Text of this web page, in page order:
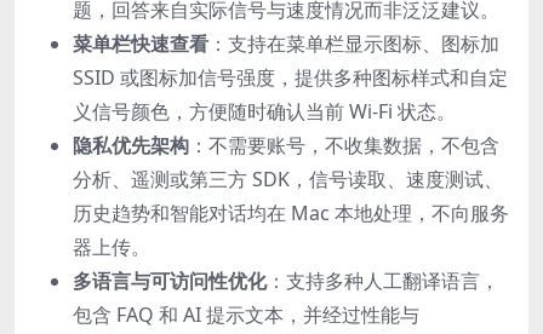
题，回答来自实际信号与速度情况而非泛泛建议。
菜单栏快速查看 ：支持在菜单栏显示图标、图标加
SSID 或图标加信号强度，提供多种图标样式和自定
义信号颜色，方便随时确认当前 Wi-Fi 状态。
隐私优先架构 ：不需要账号，不收集数据，不包含
分析、遥测或第三方 SDK，信号读取、速度测试、
历史趋势和智能对话均在 Mac 本地处理，不向服务
器上传。
多语言与可访问性优化：支持多种人工翻译语言，
包含 FAQ 和 AI 提示文本，并经过性能与